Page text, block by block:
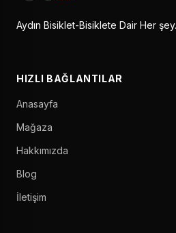
Aydın Bisiklet-Bisiklete Dair Her
HIZLI BAĞLANTILAR
Anasayfa
Mağaza
Hakkımızda
Blog
İletişim